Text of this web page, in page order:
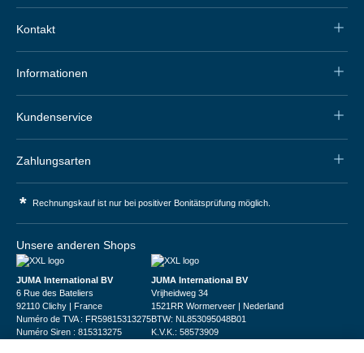
Kontakt
Informationen
Kundenservice
Zahlungsarten
* Rechnungskauf ist nur bei positiver Bonitätsprüfung möglich.
Unsere anderen Shops
JUMA International BV
6 Rue des Bateliers
92110 Clichy | France
Numéro de TVA : FR59815313275
Numéro Siren : 815313275
JUMA International BV
Vrijheidweg 34
1521RR Wormerveer | Nederland
BTW: NL853095048B01
K.V.K.: 58573909